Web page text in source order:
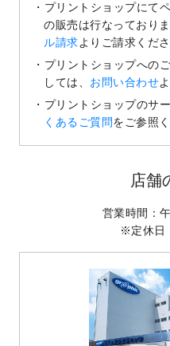
プリントショップにて
の販売は行なっておりま
ル請求よりご請求くださ
プリントショップへの
しては、 お問い合わせ
プリントショップのサ
くあるご質問をご参照
店舗
営業時間：
定休日